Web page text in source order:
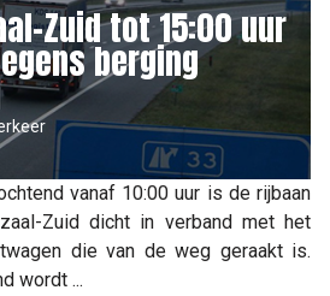
Zuid tot 15:00 uur
berging
vanaf 10:00 uur is de rijbaan
Zuid dicht in verband met het
die van de weg geraakt is.
wordt ...